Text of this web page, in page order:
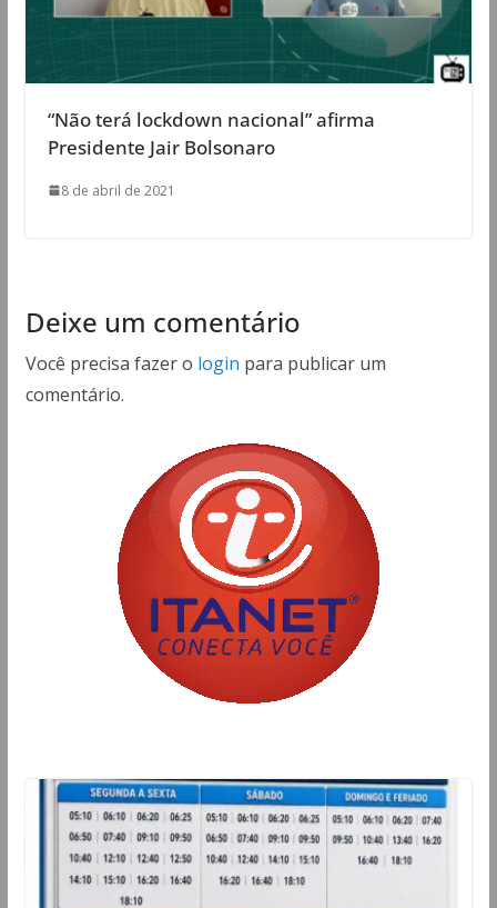
“Não terá lockdown nacional” afirma
Presidente Jair Bolsonaro
8 de abril de 2021
Deixe um comentário
Você precisa fazer o login para publicar um
comentário.